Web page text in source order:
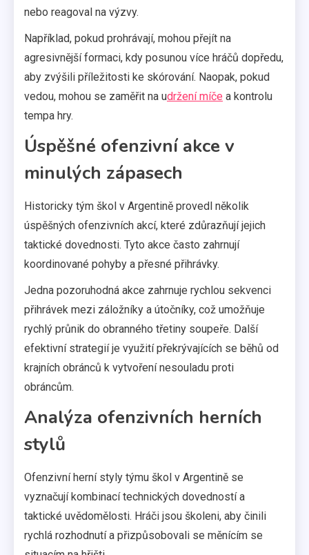
nebo reagoval na výzvy.
Například, pokud prohrávají, mohou přejít na
agresivnější formaci, kdy posunou více hráčů dopředu,
aby zvýšili příležitosti ke skórování. Naopak, pokud
vedou, mohou se zaměřit na udržení míče a kontrolu
tempa hry.
Úspěšné ofenzivní akce v
minulých zápasech
Historicky tým škol v Argentině provedl několik
úspěšných ofenzivních akcí, které zdůrazňují jejich
taktické dovednosti. Tyto akce často zahrnují
koordinované pohyby a přesné přihrávky.
Jedna pozoruhodná akce zahrnuje rychlou sekvenci
přihrávek mezi záložníky a útočníky, což umožňuje
rychlý průnik do obranného třetiny soupeře. Další
efektivní strategií je využití překrývajících se běhů od
krajních obránců k vytvoření nesouladu proti
obráncům.
Analýza ofenzivních herních
stylů
Ofenzivní herní styly týmu škol v Argentině se
vyznačují kombinací technických dovedností a
taktické uvědomělosti. Hráči jsou školeni, aby činili
rychlá rozhodnutí a přizpůsobovali se měnícím se